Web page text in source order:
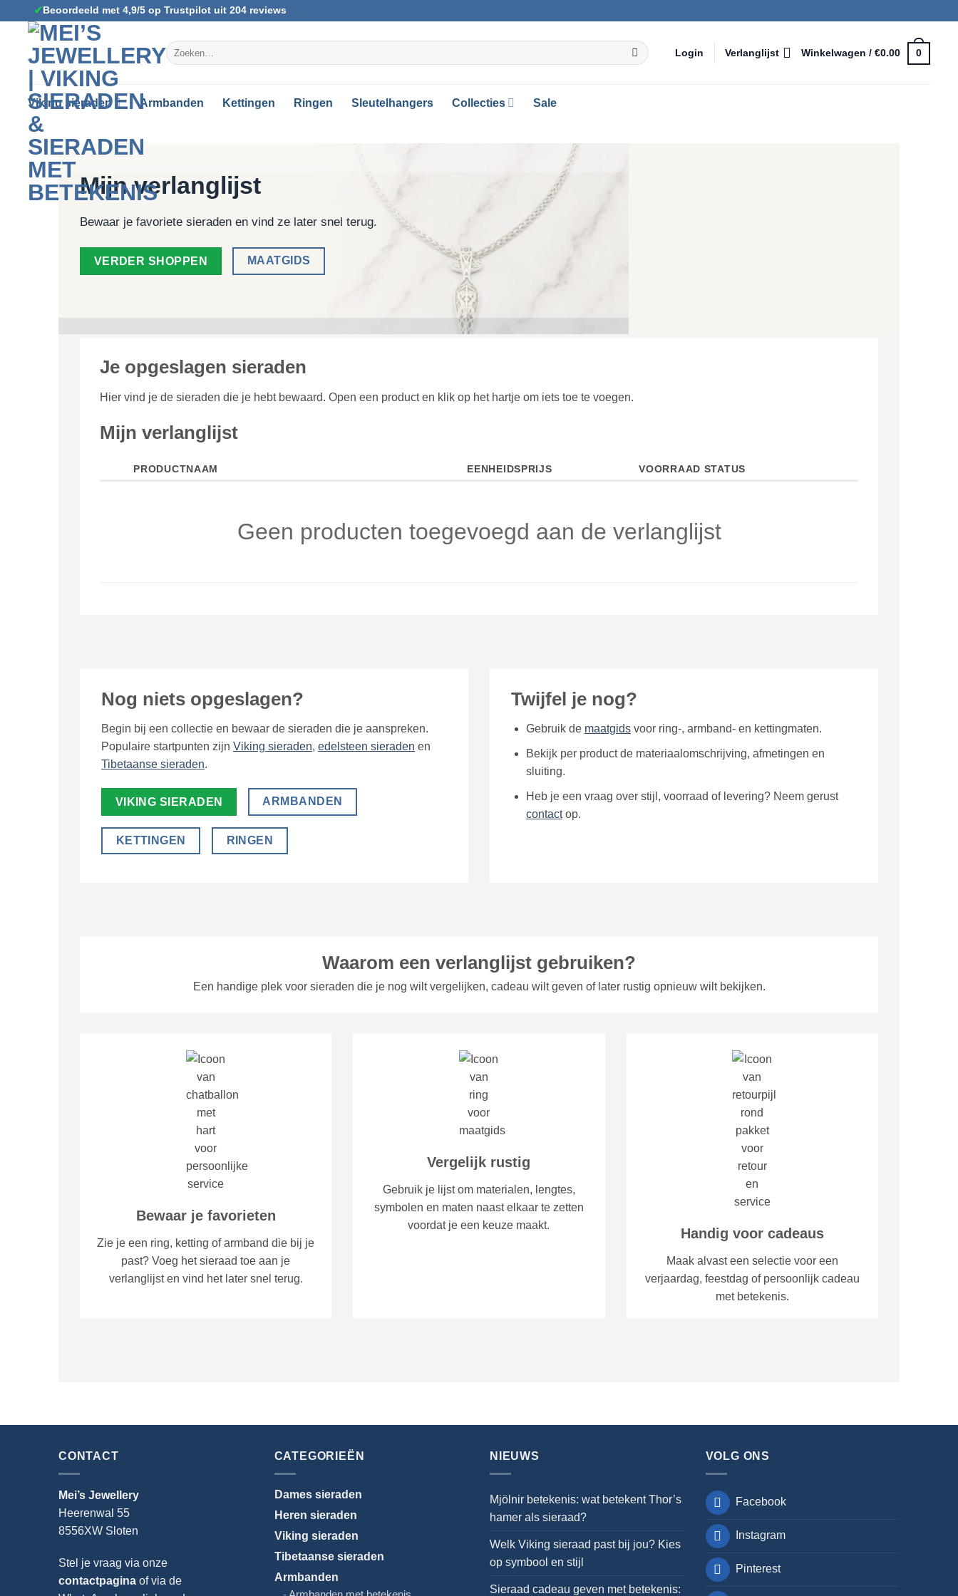
✔ Beoordeeld met 4,9/5 op Trustpilot uit 204 reviews
Zoeken
naar:
Login Verlanglijst Winkelwagen /€0.00 0
Viking sieraden Armbanden Kettingen Ringen Sleutelhangers Collecties Sale
Mijn verlanglijst
Bewaar je favoriete sieraden en vind ze later snel terug.
VERDER SHOPPEN MAATGIDS
Je opgeslagen sieraden
Hier vind je de sieraden die je hebt bewaard. Open een product en klik op het hartje om iets toe te voegen.
Mijn verlanglijst
PRODUCTNAAM EENHEIDSPRIJS VOORRAAD STATUS
Geen producten toegevoegd aan de verlanglijst
Nog niets opgeslagen?
Begin bij een collectie en bewaar de sieraden die je aanspreken.
Populaire startpunten zijn Viking sieraden, edelsteen sieraden en
Tibetaanse sieraden.
VIKING SIERADEN ARMBANDEN
KETTINGEN RINGEN
Twijfel je nog?
Gebruik de maatgidsvoor ring-, armband- en kettingmaten.
Bekijk per product de materiaalomschrijving, afmetingen en
sluiting.
Heb je een vraag over stijl, voorraad of levering? Neem gerust
contactop.
Waarom een verlanglijst gebruiken?
Een handige plek voor sieraden die je nog wilt vergelijken, cadeau wilt geven of later rustig opnieuw wilt bekijken.
Bewaar je favorieten
Zie je een ring, ketting of armband die bij je
past? Voeg het sieraad toe aan je
verlanglijst en vind het later snel terug.
Vergelijk rustig
Gebruik je lijst om materialen, lengtes,
symbolen en maten naast elkaar te zetten
voordat je een keuze maakt.
Handig voor cadeaus
Maak alvast een selectie voor een
verjaardag, feestdag of persoonlijk cadeau
met betekenis.
CONTACT
Mei’s Jewellery
Heerenwal 55
8556XW Sloten
Stel je vraag via onze
contactpagina of via de
CATEGORIEËN
Dames sieraden
Heren sieraden
Viking sieraden
Tibetaanse sieraden
Armbanden
NIEUWS
Mjölnir betekenis: wat betekent Thor’s
hamer als sieraad?
Welk Viking sieraad past bij jou? Kies
op symbool en stijl
Sieraad cadeau geven met betekenis:
VOLG ONS
Facebook
Instagram
Pinterest